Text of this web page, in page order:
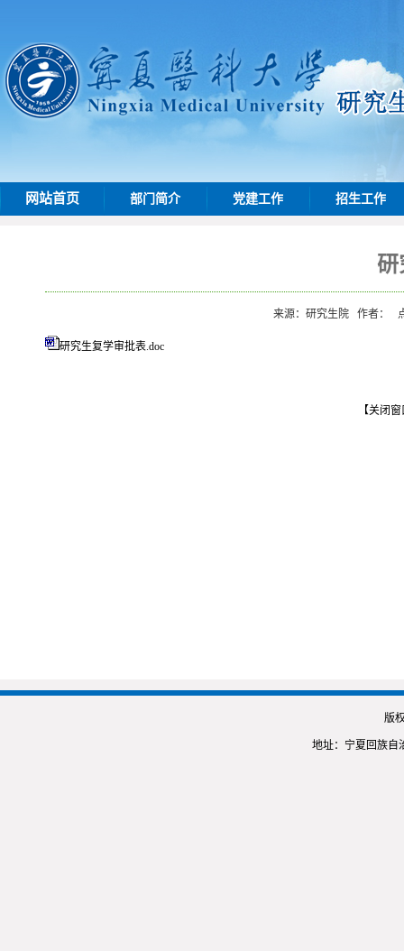
网站首页 部门简介 党建工作 招生工作
研
来源：研究生院 作者：
研究生复学审批表.doc
【关闭
版
地址：宁夏回族自